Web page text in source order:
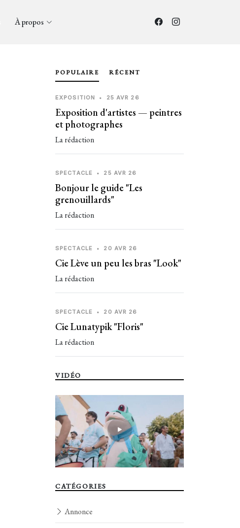
À propos
POPULAIRE RÉCENT
EXPOSITION • 25 AVR 26
Exposition d'artistes — peintres
et photographes
La rédaction
SPECTACLE • 25 AVR 26
Bonjour le guide "Les
grenouillards"
La rédaction
SPECTACLE • 20 AVR 26
Cie Lève un peu les bras "Look"
La rédaction
SPECTACLE • 20 AVR 26
Cie Lunatypik "Floris"
La rédaction
VIDÉO
CATÉGORIES
Annonce